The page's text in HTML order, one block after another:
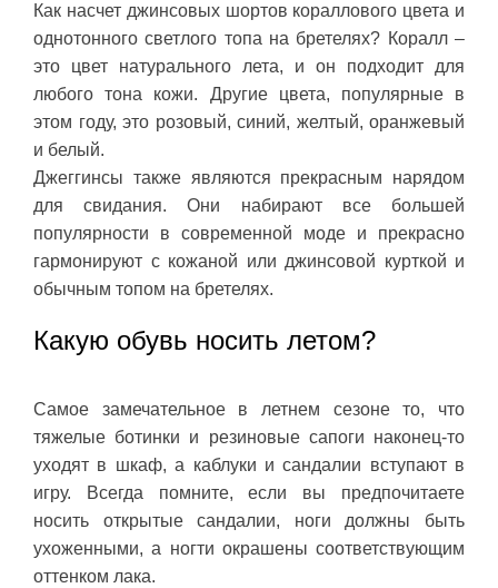
Как насчет джинсовых шортов кораллового цвета и
однотонного светлого топа на бретелях? Коралл –
это цвет натурального лета, и он подходит для
любого тона кожи. Другие цвета, популярные в
этом году, это розовый, синий, желтый, оранжевый
и белый.
Джеггинсы также являются прекрасным нарядом
для свидания. Они набирают все большей
популярности в современной моде и прекрасно
гармонируют с кожаной или джинсовой курткой и
обычным топом на бретелях.
Какую обувь носить летом?
Самое замечательное в летнем сезоне то, что
тяжелые ботинки и резиновые сапоги наконец-то
уходят в шкаф, а каблуки и сандалии вступают в
игру. Всегда помните, если вы предпочитаете
носить открытые сандалии, ноги должны быть
ухоженными, а ногти окрашены соответствующим
оттенком лака.